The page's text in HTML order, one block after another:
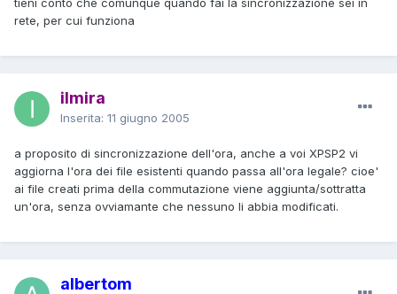
rete, per cui funziona
ilmira
Inserita: 11 giugno 2005
a proposito di sincronizzazione dell'ora, anche a voi XPSP2 vi
aggiorna l'ora dei file esistenti quando passa all'ora legale? cioe'
ai file creati prima della commutazione viene aggiunta/sottratta
un'ora, senza ovviamante che nessuno li abbia modificati.
albertom